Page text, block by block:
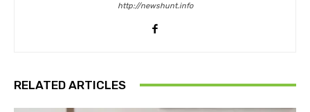
http://newshunt.info
RELATED ARTICLES